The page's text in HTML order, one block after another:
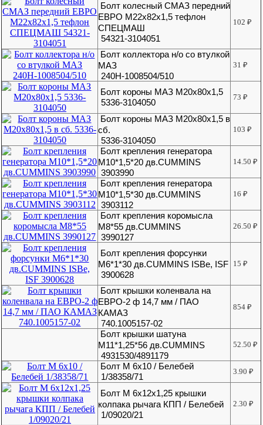
Болт колесный СМАЗ передний
ЕВРО М22х82х1,5 тефлон
СПЕЦМАШ
54321-3104051
102₽
Болт коллектора н/о со втулкой
МАЗ
240Н-1008504/510
31₽
Болт короны МАЗ М20х80х1,5
5336-3104050
73₽
Болт короны МАЗ М20х80х1,5 в
сб.
5336-3104050
103₽
Болт крепления генератора
М10*1,5*20 дв.CUMMINS
3903990
14.50₽
Болт крепления генератора
М10*1,5*30 дв.CUMMINS
3903112
16₽
Болт крепления коромысла
М8*55 дв.CUMMINS
3990127
26.50₽
Болт крепления форсунки
M6*1*30 дв.CUMMINS ISBe, ISF
3900628
15₽
Болт крышки коленвала на
ЕВРО-2 ф 14,7 мм / ПАО
КАМАЗ
740.1005157-02
854₽
Болт крышки шатуна
М11*1,25*56 дв.CUMMINS
4931530/4891179
52.50₽
Болт М 6х10 / Белебей
1/38358/71
3.90₽
Болт М 6х12х1,25 крышки
колпака рычага КПП / Белебей
1/09020/21
2.30₽